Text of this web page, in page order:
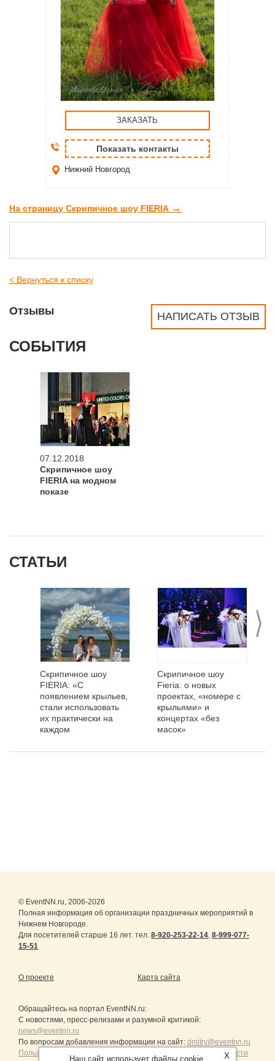
ЗАКАЗАТЬ
Показать контакты
Нижний Новгород
На страницу Скрипичное шоу FIERIA →
< Вернуться к списку
НАПИСАТЬ ОТЗЫВ
Отзывы
СОБЫТИЯ
07.12.2018
Скрипичное шоу
FIERIA на модном
показе
СТАТЬИ
>
Скрипичное шоу
FIERIA: «С
появлением крыльев,
стали использовать
их практически на
каждом
Скрипичное шоу
Fieria: о новых
проектах, «номере с
крыльями» и
концертах «без
масок»
© EventNN.ru, 2006-2026
Полная информация об организации праздничных мероприятий в
Нижнем Новгороде.
Для посетителей старше 16 лет. тел. 8-920-253-22-14, 8-999-077-
15-51
О проекте Карта сайта
Обращайтесь на портал EventNN.ru:
С новостями, пресс-релизами и разумной критикой:
news@eventnn.ru
По вопросам добавления информации на сайт: dmitry@eventnn.ru
Пользовательское Соглашение и политика конфиденциальности
X
Наш сайт использует файлы cookie.